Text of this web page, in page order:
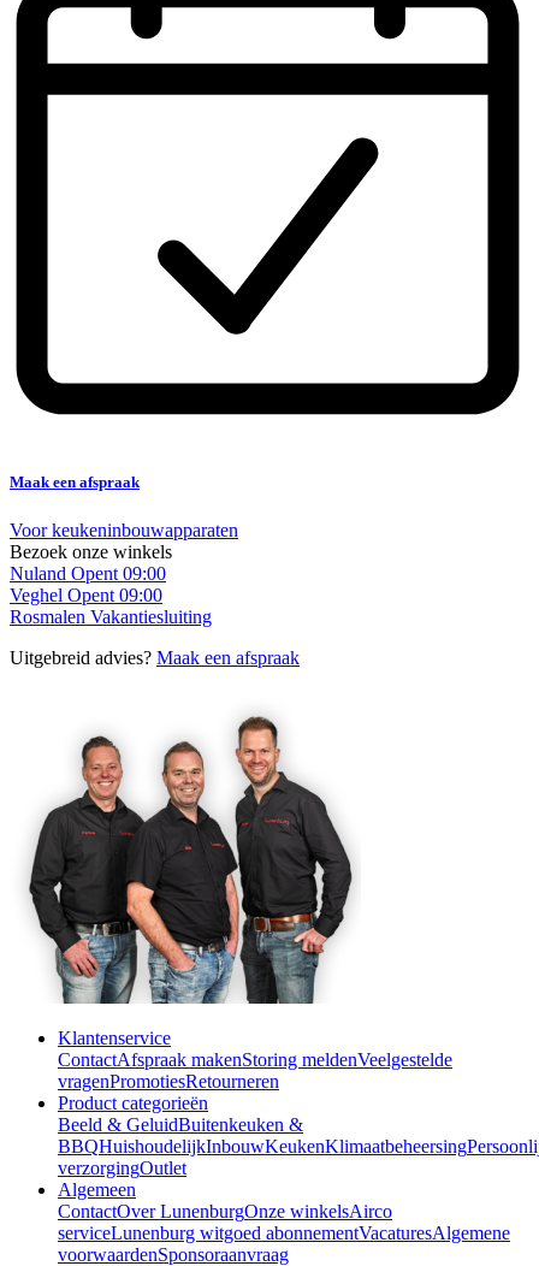
Maak een afspraak
Voor keukeninbouwapparaten
Bezoek onze winkels
Nuland Opent 09:00
Veghel Opent 09:00
Rosmalen Vakantiesluiting
Uitgebreid advies? Maak een afspraak
Klantenservice
ContactAfspraak makenStoring meldenVeelgestelde
vragenPromotiesRetourneren
Product categorieën
Beeld & GeluidBuitenkeuken &
BBQHuishoudelijkInbouwKeukenKlimaatbeheersing
verzorgingOutlet
Algemeen
ContactOver LunenburgOnze winkelsAirco
serviceLunenburg witgoed abonnementVacaturesAlgemene
voorwaardenSponsoraanvraag